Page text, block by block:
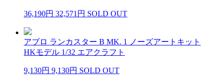
36,190円 32,571円 SOLD OUT
アブロ ランカスター B MK. 1 ノーズアートキット
HKモデル 1/32 エアクラフト
9,130円 9,130円 SOLD OUT